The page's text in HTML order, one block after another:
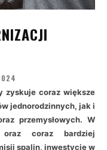
zyskuje coraz większe
jednorodzinnych, jak i
przemysłowych. W
coraz bardziej
spalin, inwestycje w